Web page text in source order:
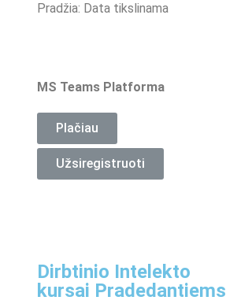
Pradžia: Data tikslinama
MS Teams Platforma
Plačiau
Užsiregistruoti
Dirbtinio Intelekto
kursai Pradedantiems